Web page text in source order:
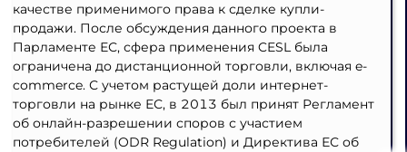
качестве применимого права к сделке купли-
продажи. После обсуждения данного проекта в
Парламенте ЕС, сфера применения CESL была
ограничена до дистанционной торговли, включая e-
commerce. С учетом растущей доли интернет-
торговли на рынке ЕС, в 2013 был принят Регламент
об онлайн-разрешении споров с участием
потребителей (ODR Regulation) и Директива ЕС об